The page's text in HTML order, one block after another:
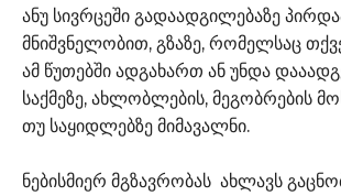
ანუ სივრცეში გადაადგილებაზე
მნიშვნელობით, გზაზე, რომელსაც
ამ წუთებში ადგახართ ან უნდა
საქმეზე, ახლობლების, მეგობრების
თუ საყიდლებზე მიმავალნი.
ნებისმიერ მგზავრობას ახლავს